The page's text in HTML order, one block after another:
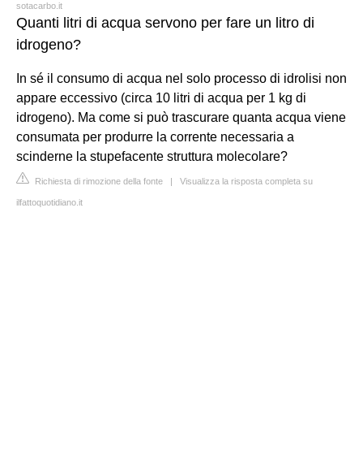
sotacarbo.it
Quanti litri di acqua servono per fare un litro di
idrogeno?
In sé il consumo di acqua nel solo processo di idrolisi non
appare eccessivo (circa 10 litri di acqua per 1 kg di
idrogeno). Ma come si può trascurare quanta acqua viene
consumata per produrre la corrente necessaria a
scinderne la stupefacente struttura molecolare?
Richiesta di rimozione della fonte | Visualizza la risposta completa su
ilfattoquotidiano.it